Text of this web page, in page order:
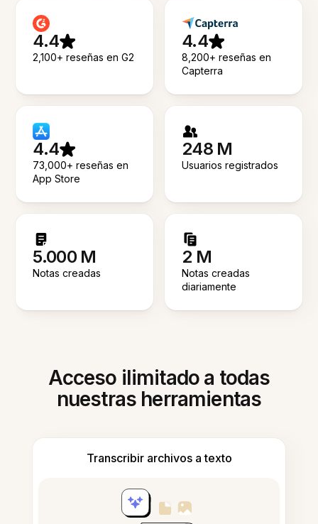
4.4
2,100+ reseñas en G2
4.4
8,200+ reseñas en
Capterra
4.4
73,000+ reseñas en
App Store
248 M
Usuarios registrados
5.000 M
Notas creadas
2 M
Notas creadas
diariamente
Acceso ilimitado a todas
nuestras herramientas
Transcribir archivos a texto